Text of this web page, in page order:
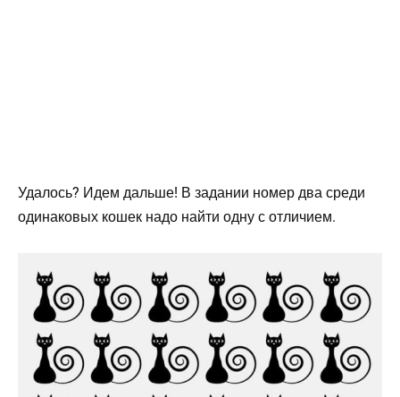
Удалось? Идем дальше! В задании номер два среди
одинаковых кошек надо найти одну с отличием.